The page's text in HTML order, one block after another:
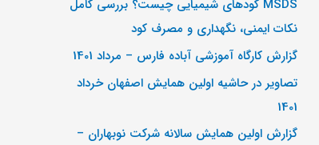
ب
ر
ی
:
MSDS کودهای شیمیایی چیست؟ بررسی کامل
نکات ایمنی، نگهداری و مصرف کود
گزارش کارگاه آموزشی آباده فارس – مرداد 1401
تصاویر در حاشیه اولین همایش اصفهان خرداد
1401
گزارش اولین همایش سالانه شرکت نوبهاران –